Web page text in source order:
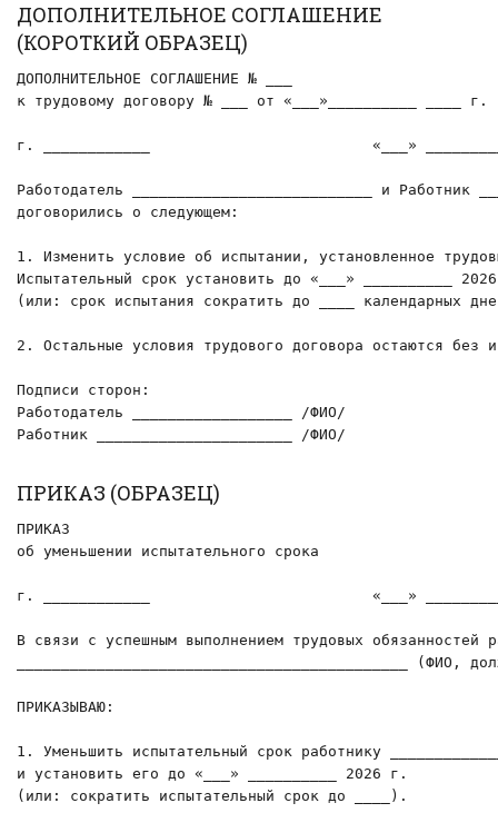
ДОПОЛНИТЕЛЬНОЕ СОГЛАШЕНИЕ
(КОРОТКИЙ ОБРАЗЕЦ)
ДОПОЛНИТЕЛЬНОЕ СОГЛАШЕНИЕ № ___
к трудовому договору № ___ от «___»__________ ____ г.
г. ____________                         «___»
Работодатель ___________________________ и Работник
договорились о следующем:
1. Изменить условие об испытании, установленное
Испытательный срок установить до «___» __________
(или: срок испытания сократить до ____ календарных
2. Остальные условия трудового договора остаются без
Подписи сторон:
Работодатель __________________ /ФИО/
Работник ______________________ /ФИО/
ПРИКАЗ (ОБРАЗЕЦ)
ПРИКАЗ
об уменьшении испытательного срока
г. ____________                         «___»
В связи с успешным выполнением трудовых обязанностей
____________________________________________ (ФИО,
ПРИКАЗЫВАЮ:
1. Уменьшить испытательный срок работнику
и установить его до «___» __________ 2026 г.
(или: сократить испытательный срок до ____).